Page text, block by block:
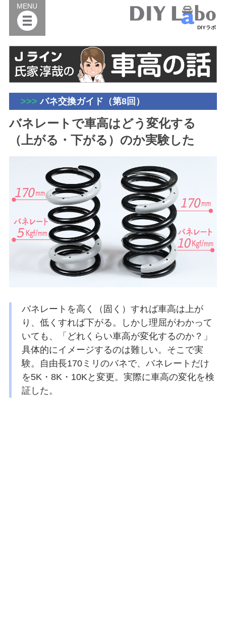
DIYラボ
MENU
>>> バネ交換ガイド（第8回）
バネレートで車高はどう変化する
（上がる・下がる）のか実験した
バネレートを高く（固く）すれば車高は上が
り、低くすれば下がる。しかし理屈がわかって
いても、「どれくらい車高が変化するのか？」
具体的にイメージするのは難しい。そこで実
験。自由長170ミリのバネで、バネレートだけ
を5K・8K・10Kと変更。実際に車高の変化を検
証した。